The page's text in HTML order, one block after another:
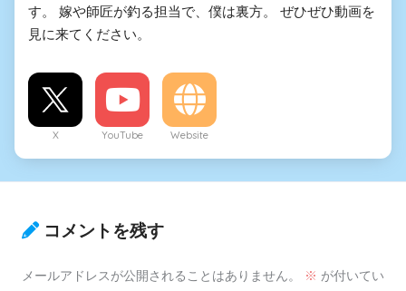
す。 嫁や師匠が釣る担当で、僕は裏方。 ぜひぜひ動画を
見に来てください。
X YouTube Website
コメントを残す
メールアドレスが公開されることはありません。 ※ が付いてい